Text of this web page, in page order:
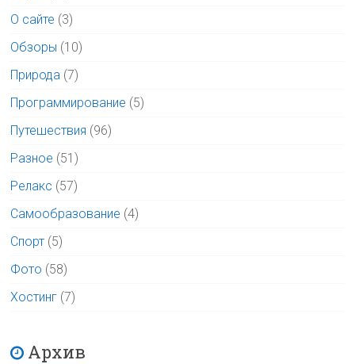
О сайте (3)
Обзоры (10)
Природа (7)
Программирование (5)
Путешествия (96)
Разное (51)
Релакс (57)
Самообразование (4)
Спорт (5)
Фото (58)
Хостинг (7)
Архив